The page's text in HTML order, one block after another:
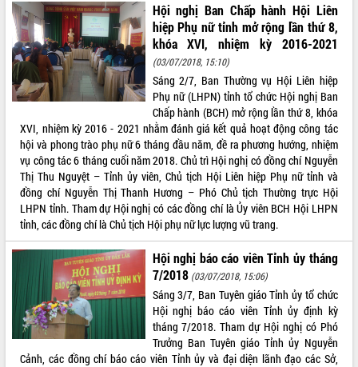
Hội nghị Ban Chấp hành Hội Liên
hiệp Phụ nữ tỉnh mở rộng lần thứ 8,
khóa XVI, nhiệm kỳ 2016-2021
(03/07/2018, 15:10)
Sáng 2/7, Ban Thường vụ Hội Liên hiệp
Phụ nữ (LHPN) tỉnh tổ chức Hội nghị Ban
Chấp hành (BCH) mở rộng lần thứ 8, khóa
XVI, nhiệm kỳ 2016 - 2021 nhằm đánh giá kết quả hoạt động công tác
hội và phong trào phụ nữ 6 tháng đầu năm, đề ra phương hướng, nhiệm
vụ công tác 6 tháng cuối năm 2018. Chủ trì Hội nghị có đồng chí Nguyễn
Thị Thu Nguyệt – Tỉnh ủy viên, Chủ tịch Hội Liên hiệp Phụ nữ tỉnh và
đồng chí Nguyễn Thị Thanh Hương – Phó Chủ tịch Thường trực Hội
LHPN tỉnh. Tham dự Hội nghị có các đồng chí là Ủy viên BCH Hội LHPN
tỉnh, các đồng chí là Chủ tịch Hội phụ nữ lực lượng vũ trang.
Hội nghị báo cáo viên Tỉnh ủy tháng
7/2018 (03/07/2018, 15:06)
Sáng 3/7, Ban Tuyên giáo Tỉnh ủy tổ chức
Hội nghị báo cáo viên Tỉnh ủy định kỳ
tháng 7/2018. Tham dự Hội nghị có Phó
Trưởng Ban Tuyên giáo Tỉnh ủy Nguyễn
Cảnh, các đồng chí báo cáo viên Tỉnh ủy và đại diện lãnh đạo các Sở,